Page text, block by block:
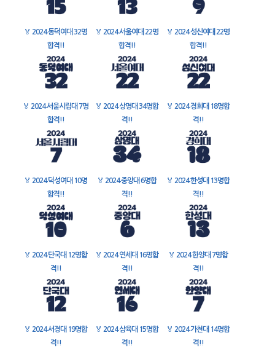
🏅 2024 동덕여대 32명
합격!!
🏅 2024 서울여대 22명
합격!!
🏅 2024 성신여대 22명
합격!!
🏅 2024 서울시립대 7명
합격!!
🏅 2024 상명대 34명합
격!!
🏅 2024 경희대 18명합
격!!
🏅 2024 덕성여대 10명
합격!!
🏅 2024 중앙대 6명합
격!!
🏅 2024 한성대 13명합
격!!
🏅 2024 단국대 12명합
격!!
🏅 2024 연세대 16명합
격!!
🏅 2024 한양대 7명합
격!!
🏅 2024 서경대 19명합
격!!
🏅 2024 삼육대 15명합
격!!
🏅 2024 가천대 14명합
격!!